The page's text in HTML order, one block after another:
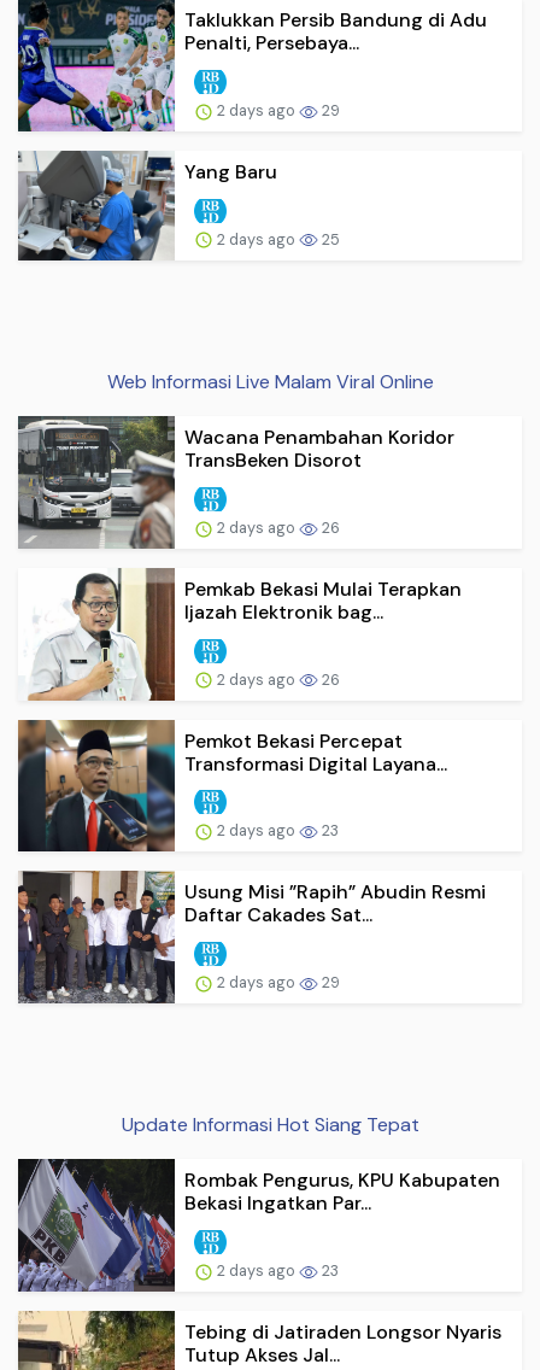
Taklukkan Persib Bandung di Adu
Penalti, Persebaya...
2 days ago 29
Yang Baru
2 days ago 25
Web Informasi Live Malam Viral Online
Wacana Penambahan Koridor
TransBeken Disorot
2 days ago 26
Pemkab Bekasi Mulai Terapkan
Ijazah Elektronik bag...
2 days ago 26
Pemkot Bekasi Percepat
Transformasi Digital Layana...
2 days ago 23
Usung Misi ”Rapih” Abudin Resmi
Daftar Cakades Sat...
2 days ago 29
Update Informasi Hot Siang Tepat
Rombak Pengurus, KPU Kabupaten
Bekasi Ingatkan Par...
2 days ago 23
Tebing di Jatiraden Longsor Nyaris
Tutup Akses Jal...